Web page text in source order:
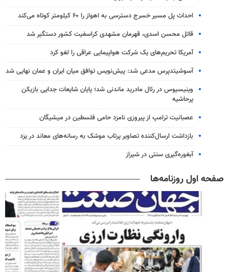
احداث پل مسیر خسرج دسترسی به اهواز را ۶۰ کیلومتر کوتاه می‌کند
قاتل محسن اسدی، قهرمان مشهدی کراسفیت کشور دستگیر شد
آمریکا تحریم‌های یک شرکت هواپیمایی عراقی را لغو کرد
آسوشیتدپرس مدعی شد: پیش‌نویس توافق میان ایران و عمان نهایی شد
وینیسیوس در رئال مادرید ماندنی شد؛ پایان شایعات جدایی بازیکن
پرحاشیه
عصبانیت ترامپ از پیروزی نامزد حامی فلسطین در میشیگان
بازداشت ارسال‌کننده تصاویر پرتاب موشک به رسانه‌های معاند در یزد
آبغوره‌گیری سنتی در شیراز
صفحه اول روزنامه‌ها